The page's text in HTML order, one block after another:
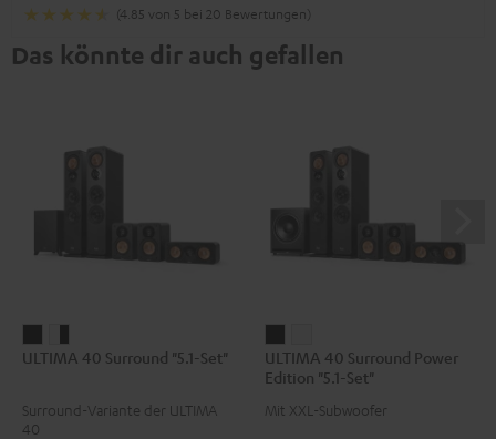
(4.85 von 5 bei 20 Bewertungen)
Das könnte dir auch gefallen
40
"5.1-
40
"5.1-
ULTIMA 40 Surround "5.1-Set"
Surround-Variante der ULTIMA
40
40
Surround
Power
40
Surround
Power
ULTIMA 40 Surround Power
Edition "5.1-Set"
Mit XXL-Subwoofer